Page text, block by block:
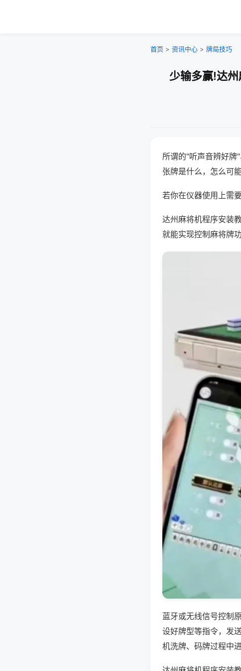
首页 > 资讯中心 > 牌局技巧
少输多赢!达
所谓的"听声音辨好牌
张牌是什么，怎么可
若你在仪器使用上需
达州麻将机程序安装
就能实现控制麻将牌
蓝牙或无线信号控制
设好牌型等指令，发
机洗牌、码牌过程中